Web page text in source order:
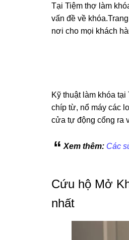
Tại Tiệm thợ làm
vấn đề về
nơi cho mọi khách
Kỹ thuật làm khóa tại
chíp từ, nổ máy các
cửa tự động cổng ra
Xem thêm: Các
Cứu hộ Mở
nhất